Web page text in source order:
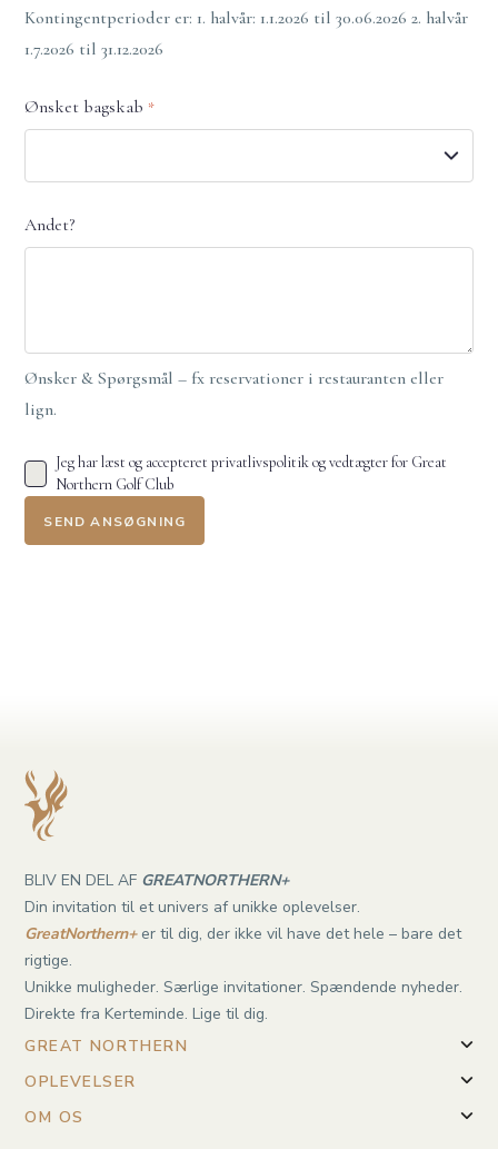
Kontingentperioder er: 1. halvår: 1.1.2026 til 30.06.2026 2. halvår
1.7.2026 til 31.12.2026
Ønsket bagskab *
Andet?
Ønsker & Spørgsmål – fx reservationer i restauranten eller
lign.
Jeg har læst og accepteretprivatlivspolitikogvedtægterfor Great
Northern Golf Club
BLIV EN DEL AF GREATNORTHERN+
Din invitation til et univers af unikke oplevelser.
GreatNorthern+er til dig, der ikke vil have det hele – bare det
rigtige.
Unikke muligheder. Særlige invitationer. Spændende nyheder.
Direkte fra Kerteminde. Lige til dig.
GREAT NORTHERN
OPLEVELSER
OM OS